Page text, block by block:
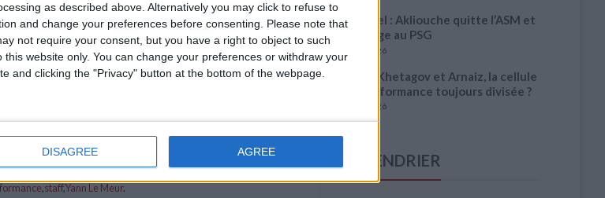
as described above. Alternatively you may click to refuse to
and change your preferences before consenting.
Please note that
not require your consent, but you have a right to object to such
website only. You can change your preferences or withdraw your
and clicking the "Privacy" button at the bottom of the webpage.
DISAGREE AGREE
,staff,Yann Le Meur.
Officiel : Akliouche quitte l’ASM et
s’engage au PSG
6 août 2026
Entre Khetagov et Arnaiz, la cellule
de performance toujours divisée ?
6 août 2026
CALENDRIER